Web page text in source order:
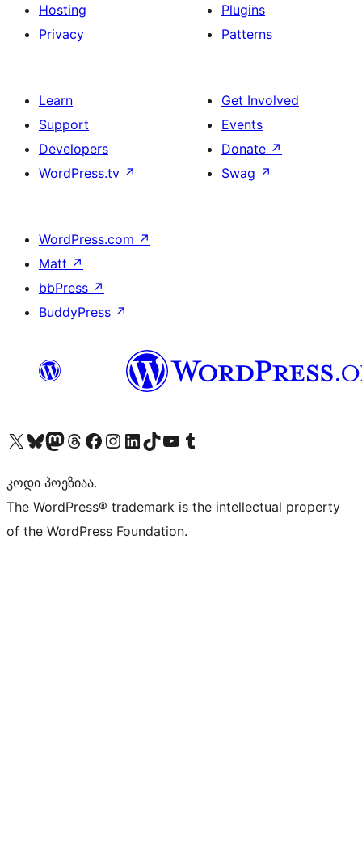
Hosting
Privacy
Plugins
Patterns
Learn
Support
Developers
WordPress.tv ↗
Get Involved
Events
Donate ↗
Swag ↗
WordPress.com ↗
Matt ↗
bbPress ↗
BuddyPress ↗
Visit our X (formerly Twitter) account
Visit our Bluesky account
Visit our Mastodon account
Visit our Threads account
Visit our Facebook page
Visit our Instagram account
Visit our LinkedIn account
Visit our TikTok account
Visit our YouTube channel
Visit our Tumblr account
კოდი პოეზიაა.
The WordPress® trademark is the intellectual property
of the WordPress Foundation.